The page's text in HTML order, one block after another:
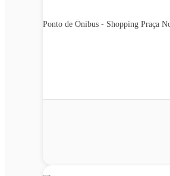
Ponto de Ônibus - Shopping Praça